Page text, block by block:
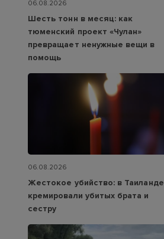
06.08.2026
Шесть тонн в месяц: как
тюменский проект «Чулан»
превращает ненужные вещи в
помощь
06.08.2026
Жестокое убийство: в Таиланде
кремировали убитых брата и
сестру